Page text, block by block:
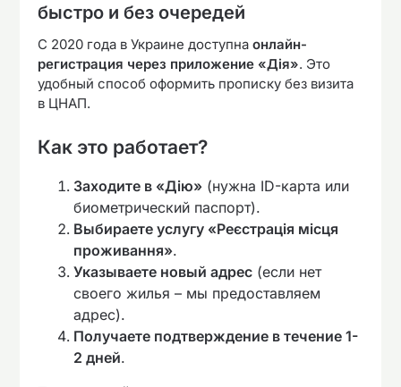
быстро и без очередей
С 2020 года в Украине доступнаонлайн-
регистрация через приложение «Дія». Это
удобный способ оформить прописку без визита
в ЦНАП.
Как это работает?
Заходите в «Дію» (нужна ID-карта или
биометрический паспорт).
Выбираете услугу «Реєстрація місця
проживання».
Указываете новый адрес (если нет
своего жилья – мы предоставляем
адрес).
Получаете подтверждение в течение 1-
2 дней.